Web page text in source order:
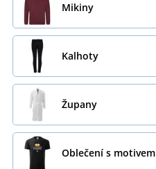
Mikiny
Kalhoty
Župany
Oblečení s motivem